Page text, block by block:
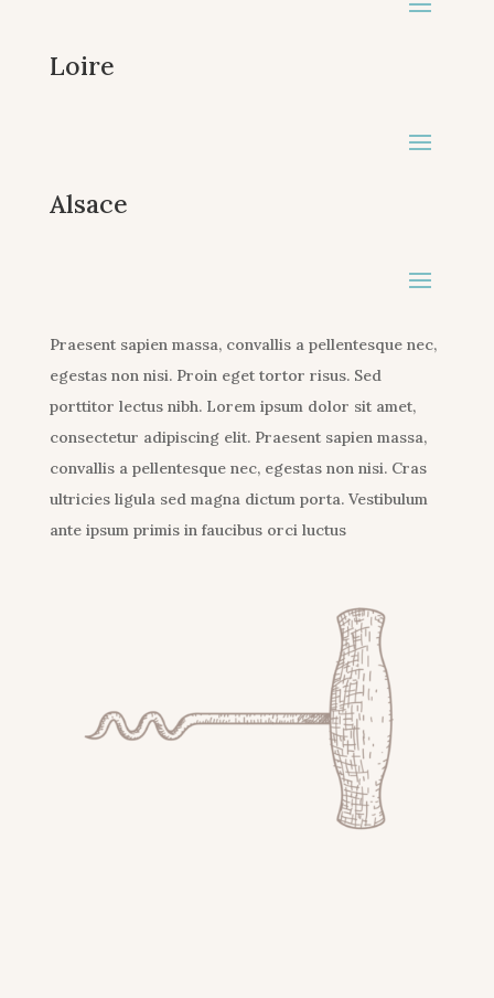
Loire
Alsace
Praesent sapien massa, convallis a pellentesque nec,
egestas non nisi. Proin eget tortor risus. Sed
porttitor lectus nibh. Lorem ipsum dolor sit amet,
consectetur adipiscing elit. Praesent sapien massa,
convallis a pellentesque nec, egestas non nisi. Cras
ultricies ligula sed magna dictum porta. Vestibulum
ante ipsum primis in faucibus orci luctus